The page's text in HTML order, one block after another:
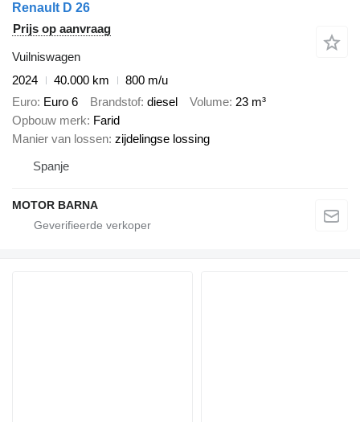
Renault D 26
Prijs op aanvraag
Vuilniswagen
2024
40.000 km
800 m/u
Euro Euro 6 Brandstof diesel Volume 23 m³
Opbouw merk Farid
Manier van lossen zijdelingse lossing
Spanje
MOTOR BARNA